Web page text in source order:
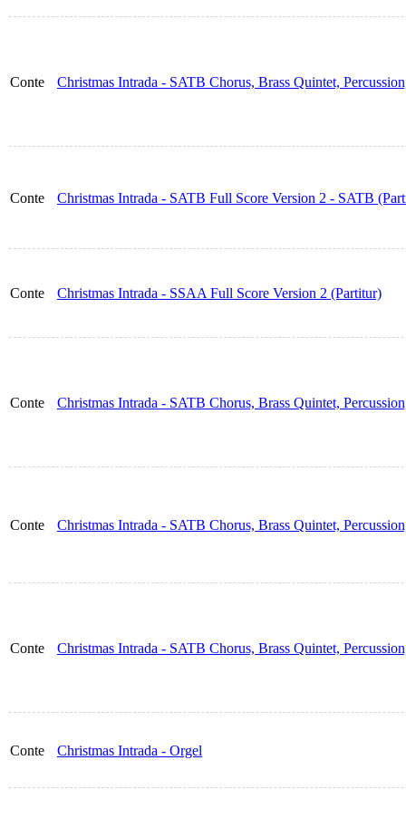
Conte Christmas Intrada - SATB Chorus, Brass Quintet,
Conte Christmas Intrada - SATB Full Score Version 2 - SATB
Conte Christmas Intrada - SSAA Full Score Version 2 (Partitur)
Conte Christmas Intrada - SATB Chorus, Brass Quintet,
Conte Christmas Intrada - SATB Chorus, Brass Quintet,
Conte Christmas Intrada - SATB Chorus, Brass Quintet,
Conte Christmas Intrada - Orgel